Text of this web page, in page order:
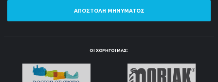
ΑΠΟΣΤΟΛΉ ΜΗΝΎΜΑΤΟΣ
ΟΙ ΧΟΡΗΓΟΊ ΜΑΣ: